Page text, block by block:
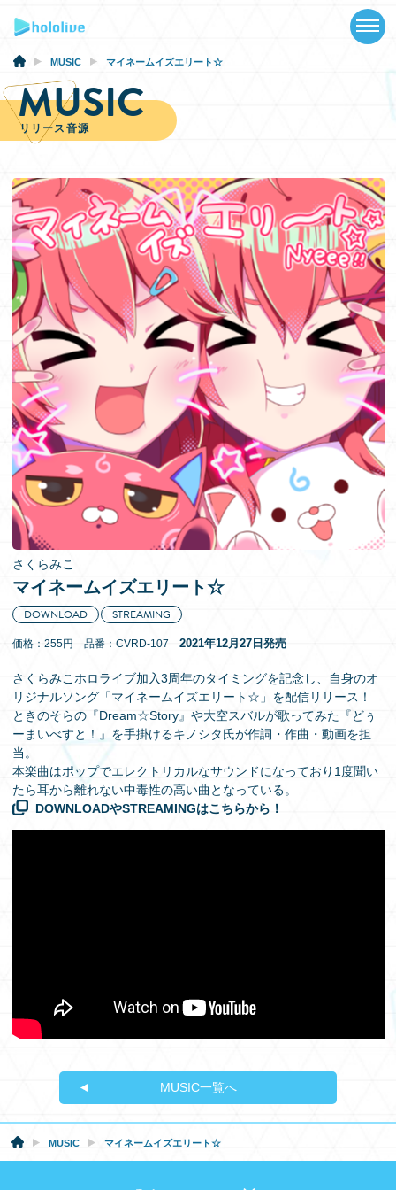
NEWS
SCHEDULE
EVENTS
VIDEOS
MUSIC
GOODS
SPECIAL
EN
MUSIC マイネームイズエリート☆
MUSIC
リリース音源
さくらみこ
マイネームイズエリート☆
DOWNLOAD STREAMING
価格：255円 品番：CVRD-107 2021年12月27日発売
さくらみこホロライブ加入3周年のタイミングを記念し、自身のオ
リジナルソング「マイネームイズエリート☆」を配信リリース！
ときのそらの『Dream☆Story』や大空スバルが歌ってみた『どぅ
ーまいべすと！』を手掛けるキノシタ氏が作詞・作曲・動画を担
当。
本楽曲はポップでエレクトリカルなサウンドになっており1度聞い
たら耳から離れない中毒性の高い曲となっている。
DOWNLOADやSTREAMINGはこちらから！
MUSIC一覧へ
MUSIC マイネームイズエリート☆